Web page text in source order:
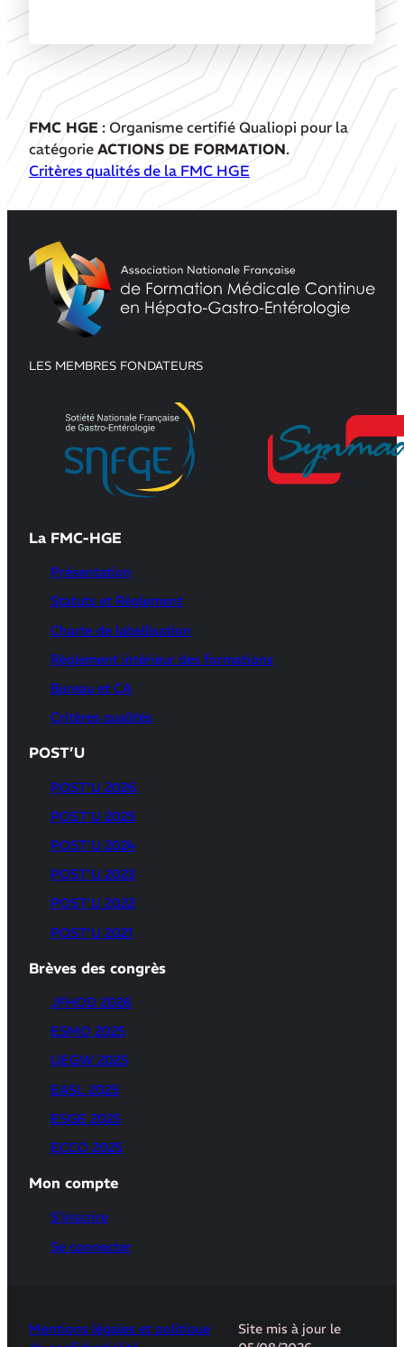
FMC HGE : Organisme certifié Qualiopi pour la
catégorie ACTIONS DE FORMATION.
Critères qualités de la FMC HGE
LES MEMBRES FONDATEURS
La FMC-HGE
Présentation
Statuts et Règlement
Charte de labellisation
Règlement intérieur des formations
Bureau et CA
Critères qualités
POST’U
POST’U 2026
POST’U 2025
POST’U 2024
POST’U 2023
POST’U 2022
POST’U 2021
Brèves des congrès
JFHOD 2026
ESMO 2025
UEGW 2025
EASL 2025
ESGE 2025
ECCO 2025
Mon compte
S’inscrire
Se connecter
Mentions légales et politique
Site mis à jour le